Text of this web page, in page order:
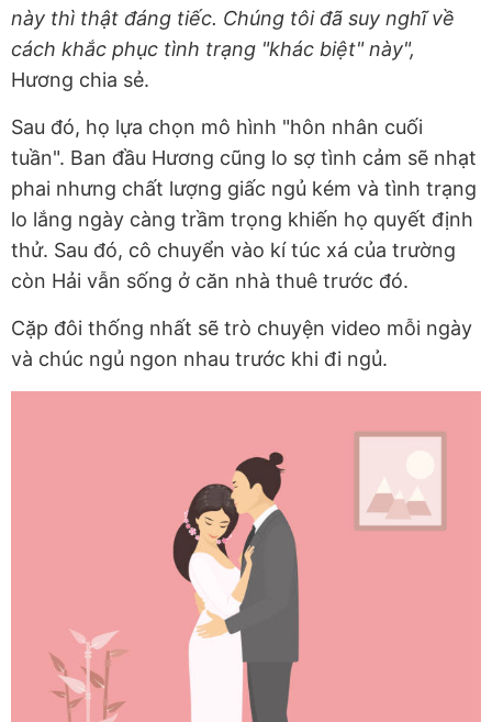
này thì thật đáng tiếc. Chúng tôi đã suy nghĩ về
cách khắc phục tình trạng "khác biệt" này",
Hương chia sẻ.
Sau đó, họ lựa chọn mô hình "hôn nhân cuối
tuần". Ban đầu Hương cũng lo sợ tình cảm sẽ nhạt
phai nhưng chất lượng giấc ngủ kém và tình trạng
lo lắng ngày càng trầm trọng khiến họ quyết định
thử. Sau đó, cô chuyển vào kí túc xá của trường
còn Hải vẫn sống ở căn nhà thuê trước đó.
Cặp đôi thống nhất sẽ trò chuyện video mỗi ngày
và chúc ngủ ngon nhau trước khi đi ngủ.